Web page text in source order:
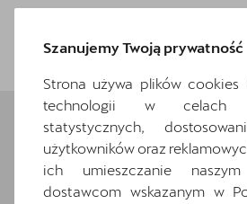
Wybrane
wyposażenia
Szanujemy Twoją prywatność
Strona używa plików
technologii w celach
statystycznych,
użytkowników oraz
ich umieszczanie naszym
dostawcom wskazanym w